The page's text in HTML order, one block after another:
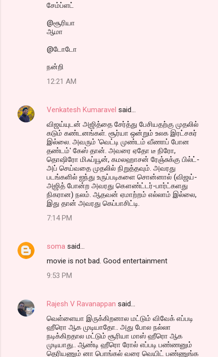
சேம்ப்ளட்
@சூரியா
ஆமா
@டோடோ
நன்றி
12:21 AM
Venkatesh Kumaravel said…
விஜய்யுடன் அஜித்தை சேர்த்து பேசியதற்கு முதலில்
கடும் கண்டனங்கள். சூர்யா ஒன்றும் உலக இரட்சகர்
இல்லை. அவரும் 'வெட்டி முண்டம் வீணாப் போன
தண்டம்' கேஸ் தான். அவரை ஏதோ டீ நிரோ,
தொஷிரோ மிஃப்யூன், கமலஹாசன் ரேஞ்சுக்கு பில்ட்-
அப் செய்வதை முதலில் நிறுத்தவும். அவரது
படங்களில் ஐந்து உருப்படிகளை சொன்னால் (விஜய்-
அஜித் போன்ற அவரது கௌண்ட்டர்-பார்ட்களது
நிகரான) நலம். ஆதவன் ஏமாற்றம் எல்லாம் இல்லை,
இது தான் அவரது கெப்பாசிட்டி.
7:14 PM
soma said…
movie is not bad. Good entertainment
9:53 PM
Rajesh V Ravanappan said…
வெள்ளையா இருக்கிறனால மட்டும் விவேக் எப்படி
ஹீரொ ஆக முடியாதோ.. அது போல நல்லா
நடிக்கிறதால மட்டும் சூரியா மாஸ் ஹீரொ ஆக
முடியாது.. ஆண்டி ஹீரொ ரோல் எப்படி பண்ணனும்
தெரியணும் னா பொங்கல் வரை வெயிட் பண்ணுங்க